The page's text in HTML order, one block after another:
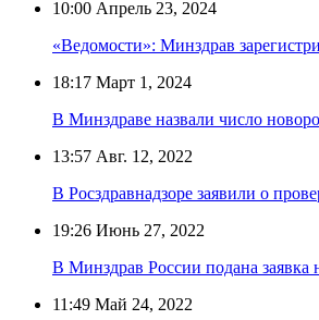
10:00 Апрель 23, 2024
«Ведомости»: Минздрав
18:17 Март 1, 2024
В Минздраве назвали число
13:57 Авг. 12, 2022
В Росздравнадзоре заявили о
19:26 Июнь 27, 2022
В Минздрав России подана
11:49 Май 24, 2022